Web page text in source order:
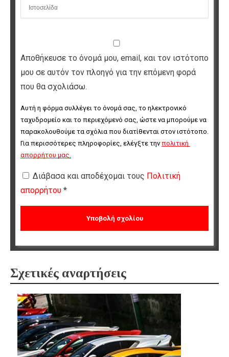
Αποθήκευσε το όνομά μου, email, και τον ιστότοπο
μου σε αυτόν τον πλοηγό για την επόμενη φορά
που θα σχολιάσω.
Αυτή η φόρμα συλλέγει το όνομά σας, το ηλεκτρονικό
ταχυδρομείο και το περιεχόμενό σας, ώστε να μπορούμε να
παρακολουθούμε τα σχόλια που διατίθενται στον ιστότοπο.
Για περισσότερες πληροφορίες, ελέγξτε την πολιτική
απορρήτου μας
Διάβασα και αποδέχομαι τους Πολιτική
απορρήτου *
Σχετικές αναρτήσεις